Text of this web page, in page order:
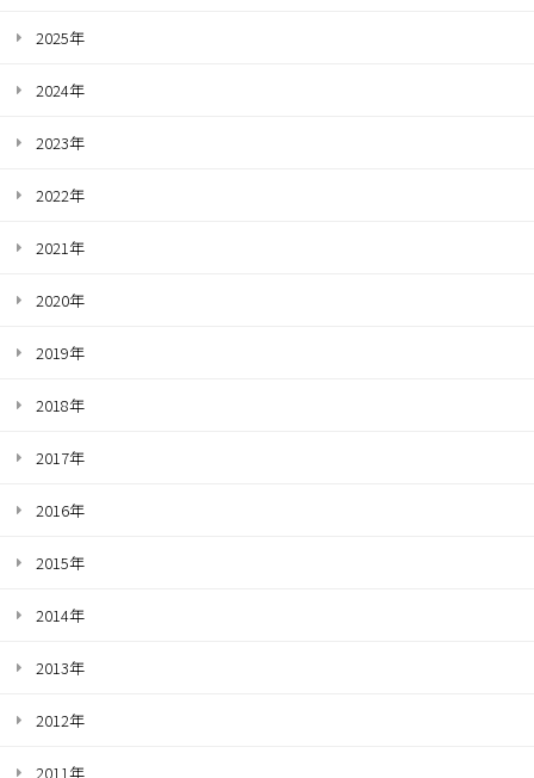
2025年
2024年
2023年
2022年
2021年
2020年
2019年
2018年
2017年
2016年
2015年
2014年
2013年
2012年
2011年